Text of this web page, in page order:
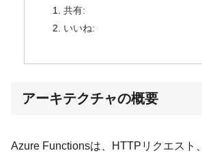
共有:
いいね:
アーキテクチャの概要
Azure Functionsは、HTTPリクエスト